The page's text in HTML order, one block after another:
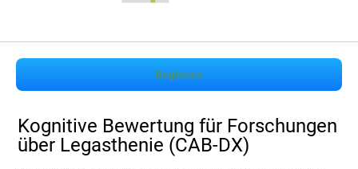
Beginnen
Kognitive Bewertung für Forschungen
über Legasthenie (CAB-DX)